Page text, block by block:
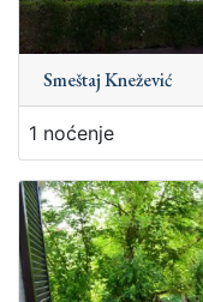
Smeštaj Knežević
1 noćenje